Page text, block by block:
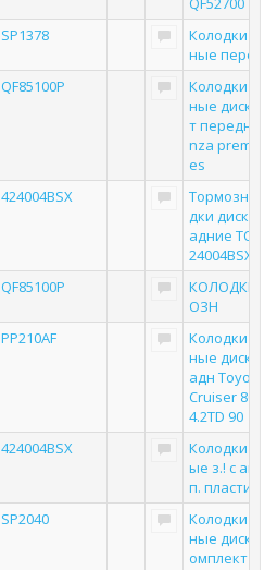
SP1378
Колодки
ные
QF85100P
Колодки
ные
т передние
nza
es
424004BSX
Тормозные
дки
адние
24004BSX
QF85100P
КОЛОДКИ
ОЗН
PP210AF
Колодки
ные
адн Toyota
Cruiser 80 90
4.2TD 90
424004BSX
Колодки
ые з.! с
п.
SP2040
Колодки
ные
омплект